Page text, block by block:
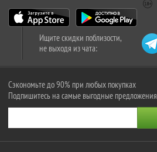
Ищите скидки поблизости,
не выходя из чата:
Сэкономьте до 90% при любых покупках
Подпишитесь на самые выгодные предложения